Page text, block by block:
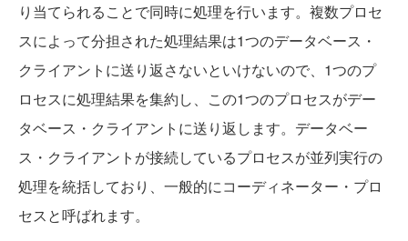
り当てられることで同時に処理を行います。複数プロセ
スによって分担された処理結果は1つのデータベース・
クライアントに送り返さないといけないので、1つのプ
ロセスに処理結果を集約し、この1つのプロセスがデー
タベース・クライアントに送り返します。データベー
ス・クライアントが接続しているプロセスが並列実行の
処理を統括しており、一般的にコーディネーター・プロ
セスと呼ばれます。